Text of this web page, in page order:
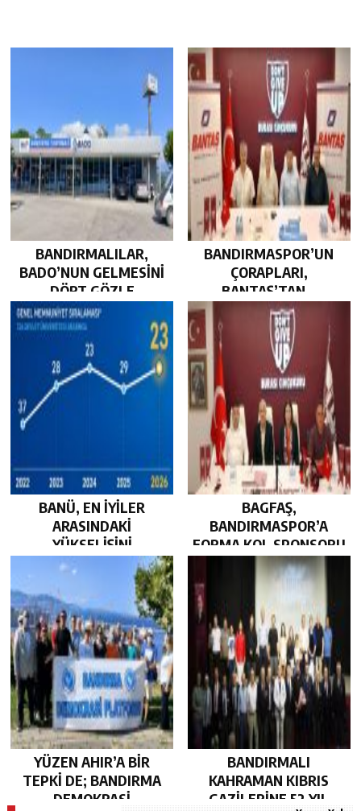
BANDIRMALILAR,
BADO’NUN GELMESİNİ
DÖRT GÖZLE
BEKLİYOR…
BANDIRMASPOR’UN
ÇORAPLARI,
BANTAŞ’TAN…
BANÜ, EN İYİLER
ARASINDAKİ
YÜKSELİŞİNİ
SÜRDÜRDÜ…
BAGFAŞ,
BANDIRMASPOR’A
FORMA KOL SPONSORU
OLARAK KUCAK AÇTI…
YÜZEN AHIR’A BİR
TEPKİ DE; BANDIRMA
DEMOKRASİ
BANDIRMALI
KAHRAMAN KIBRIS
GAZİLERİNE 52 YIL